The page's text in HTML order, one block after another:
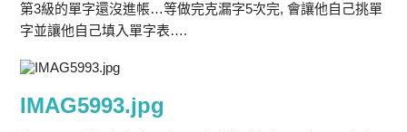
第3級的單字還沒進帳…等做完克漏字5次完, 會讓他自己挑單
字並讓他自己填入單字表….
IMAG5993.jpg